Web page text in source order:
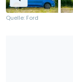
Quelle: Ford